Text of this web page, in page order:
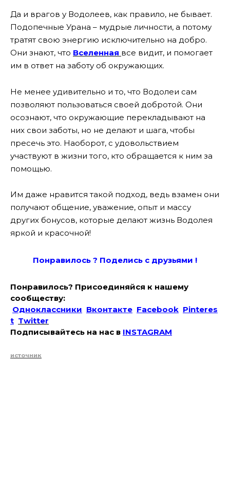
Да и врагов у Водолеев, как правило, не бывает.
Подопечные Урана – мудрые личности, а потому
тратят свою энергию исключительно на добро.
Они знают, что Вселенная все видит, и помогает
им в ответ на заботу об окружающих.
Не менее удивительно и то, что Водолеи сам
позволяют пользоваться своей добротой. Они
осознают, что окружающие перекладывают на
них свои заботы, но не делают и шага, чтобы
пресечь это. Наоборот, с удовольствием
участвуют в жизни того, кто обращается к ним за
помощью.
Им даже нравится такой подход, ведь взамен они
получают общение, уважение, опыт и массу
других бонусов, которые делают жизнь Водолея
яркой и красочной!
Понравилось ? Поделись с друзьями !
Понравилось? Присоединяйся к нашему
сообществу:
Одноклассники Вконтакте Facebook Pinteres
t Twitter
Подписывайтесь на наc в INSTAGRAM
источник